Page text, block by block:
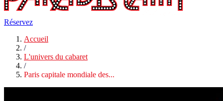
Réservez
Accueil
/
L'univers du cabaret
/
Paris capitale mondiale des...